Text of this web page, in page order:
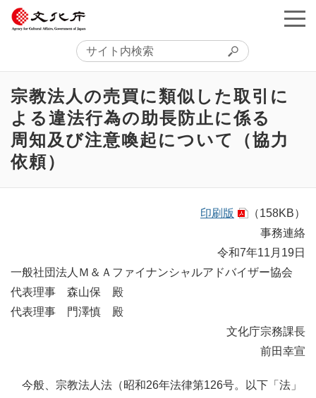
宗教法人の売買に類似した取引に
よる違法行為の助長防止に係る
周知及び注意喚起について（協力
依頼）
印刷版
（158KB）
事務連絡
令和7年11月19日
一般社団法人Ｍ＆Ａファイナンシャルアドバイザー協会
代表理事 森山保 殿
代表理事 門澤慎 殿
文化庁宗務課長
前田幸宣
今般、宗教法人法（昭和26年法律第126号。以下「法」